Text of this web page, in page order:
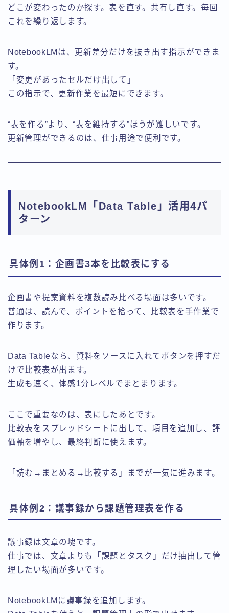
どこが変わったのか探す。表を直す。共有し直す。毎回
これを繰り返します。
NotebookLMは、更新差分だけを抜き出す指示ができま
す。
「変更があったセルだけ出して」
この指示で、更新作業を最短にできます。
“表を作る”より、“表を維持する”ほうが難しいです。
更新管理ができるのは、仕事用途で便利です。
NotebookLM「Data Table」活用4パ
ターン
具体例1：企画書3本を比較表にする
企画書や提案資料を複数読み比べる場面は多いです。
普通は、読んで、ポイントを拾って、比較表を手作業で
作ります。
Data Tableなら、資料をソースに入れてボタンを押すだ
けで比較表が出ます。
生成も速く、体感1分レベルでまとまります。
ここで重要なのは、表にしたあとです。
比較表をスプレッドシートに出して、項目を追加し、評
価軸を増やし、最終判断に使えます。
「読む→まとめる→比較する」までが一気に進みます。
具体例2：議事録から課題管理表を作る
議事録は文章の塊です。
仕事では、文章よりも「課題とタスク」だけ抽出して管
理したい場面が多いです。
NotebookLMに議事録を追加します。